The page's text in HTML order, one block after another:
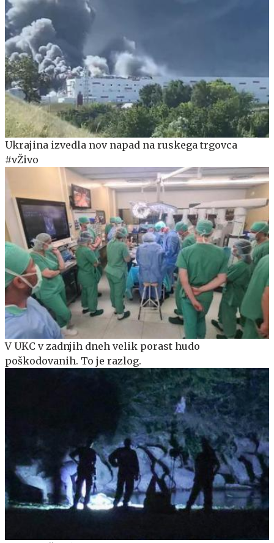
Ukrajina izvedla nov napad na ruskega trgovca
#vŽivo
V UKC v zadnjih dneh velik porast hudo
poškodovanih. To je razlog.